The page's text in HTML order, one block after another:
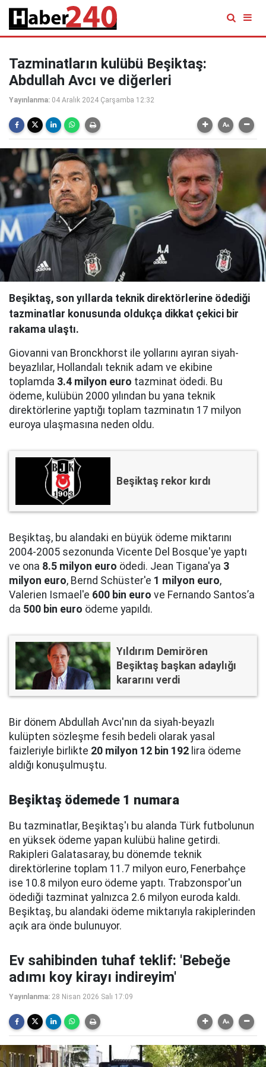
Tazminatların kulübü Beşiktaş:
Abdullah Avcı ve diğerleri
Yayınlanma: 04 Aralık 2024 Çarşamba 12:32
Beşiktaş, son yıllarda teknik direktörlerine ödediği
tazminatlar konusunda oldukça dikkat çekici bir
rakama ulaştı.
Giovanni van Bronckhorst ile yollarını ayıran siyah-
beyazlılar, Hollandalı teknik adam ve ekibine
toplamda 3.4 milyon euro tazminat ödedi. Bu
ödeme, kulübün 2000 yılından bu yana teknik
direktörlerine yaptığı toplam tazminatın 17 milyon
euroya ulaşmasına neden oldu.
Beşiktaş rekor kırdı
Beşiktaş, bu alandaki en büyük ödeme miktarını
2004-2005 sezonunda Vicente Del Bosque'ye yaptı
ve ona 8.5 milyon euro ödedi. Jean Tigana'ya 3
milyon euro, Bernd Schüster'e 1 milyon euro,
Valerien Ismael'e 600 bin euro ve Fernando Santos’a
da 500 bin euro ödeme yapıldı.
Yıldırım Demirören
Beşiktaş başkan adaylığı
kararını verdi
Bir dönem Abdullah Avcı'nın da siyah-beyazlı
kulüpten sözleşme fesih bedeli olarak yasal
faizleriyle birlikte 20 milyon 12 bin 192 lira ödeme
aldığı konuşulmuştu.
Beşiktaş ödemede 1 numara
Bu tazminatlar, Beşiktaş'ı bu alanda Türk futbolunun
en yüksek ödeme yapan kulübü haline getirdi.
Rakipleri Galatasaray, bu dönemde teknik
direktörlerine toplam 11.7 milyon euro, Fenerbahçe
ise 10.8 milyon euro ödeme yaptı. Trabzonspor'un
ödediği tazminat yalnızca 2.6 milyon euroda kaldı.
Beşiktaş, bu alandaki ödeme miktarıyla rakiplerinden
açık ara önde bulunuyor.
Ev sahibinden tuhaf teklif: 'Bebeğe
adımı koy kirayı indireyim'
Yayınlanma: 28 Nisan 2026 Salı 17:09